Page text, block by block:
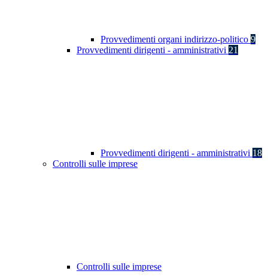
Provvedimenti organi indirizzo-politico 9
Provvedimenti dirigenti - amministrativi 21
Provvedimenti dirigenti - amministrativi 18
Controlli sulle imprese
Controlli sulle imprese